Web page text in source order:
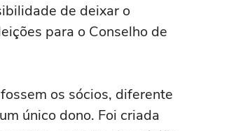
de deixar o
para o Conselho de
os sócios, diferente
único dono. Foi criada